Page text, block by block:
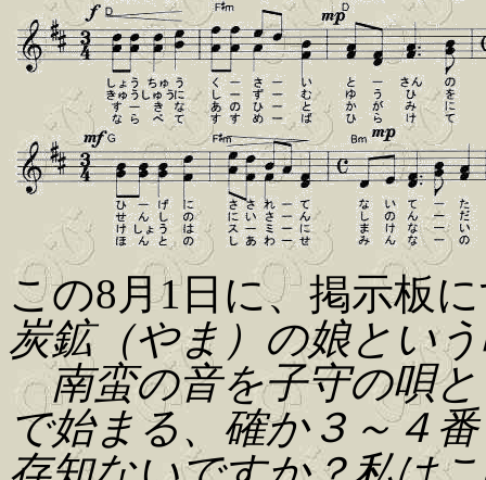
この8月1日に、掲示板
炭鉱（やま）の娘とい
南蛮の音を子守の唄
で始まる、確か３～４